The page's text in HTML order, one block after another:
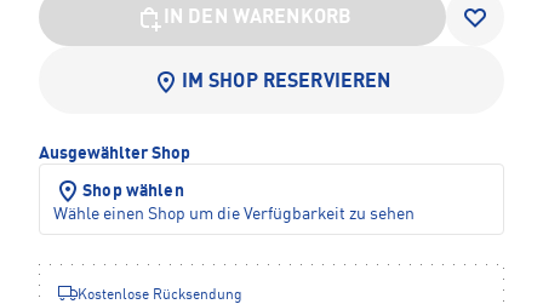
IN DEN WARENKORB
IM SHOP RESERVIEREN
Ausgewählter Shop
Shop wählen
Wähle einen Shop um die Verfügbarkeit zu sehen
Kostenlose Rücksendung